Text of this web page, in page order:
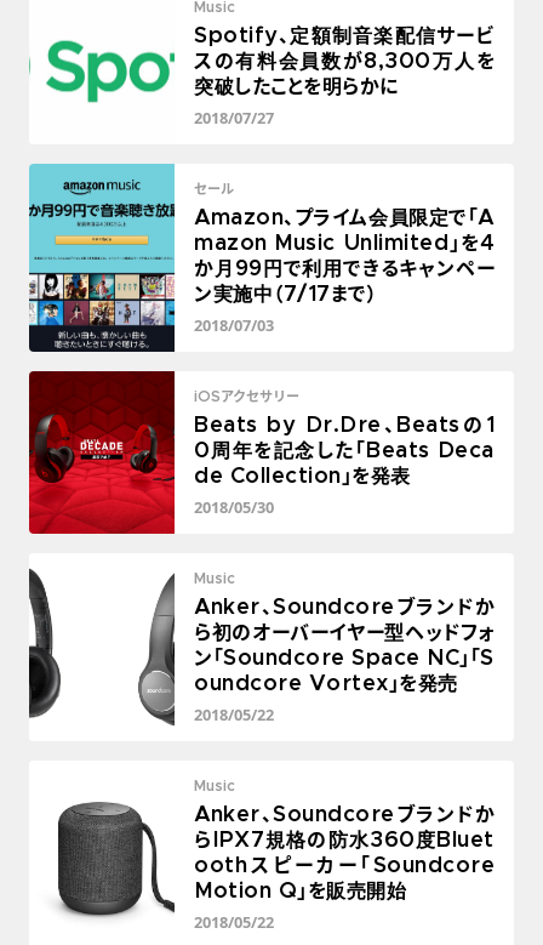
Music
Spotify、定額制音楽配信サービ
スの有料会員数が8,300万人を
突破したことを明らかに
2018/07/27
セール
Amazon、プライム会員限定で「A
mazon Music Unlimited」を4
か月99円で利用できるキャンペー
ン実施中（7/17まで）
2018/07/03
iOSアクセサリー
Beats by Dr.Dre、Beatsの1
0周年を記念した「Beats Deca
de Collection」を発表
2018/05/30
Music
Anker、Soundcoreブランドか
ら初のオーバーイヤー型ヘッドフォ
ン「Soundcore Space NC」「S
oundcore Vortex」を発売
2018/05/22
Music
Anker、Soundcoreブランドか
らIPX7規格の防水360度Bluet
oothスピーカー「Soundcore
Motion Q」を販売開始
2018/05/22